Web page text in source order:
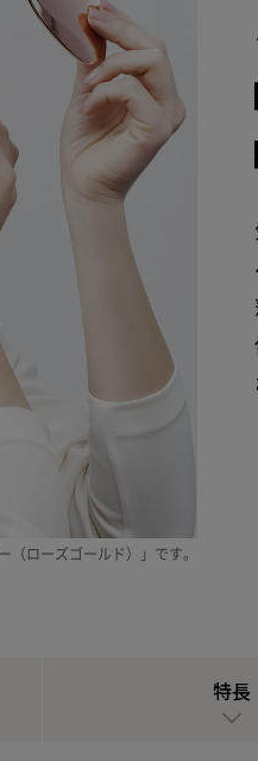
（ローズゴールド）」です。
特長